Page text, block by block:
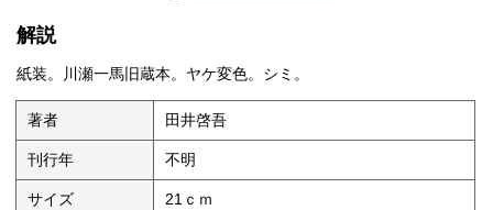
解説
紙装。川瀬一馬旧蔵本。ヤケ変色。シミ。
著者 田井啓吾
刊行年 不明
サイズ 21ｃｍ